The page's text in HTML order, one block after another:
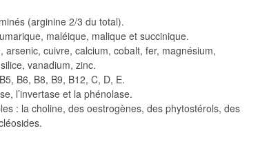
(arginine 2/3 du total).
maléique, malique et succinique.
arsenic, cuivre, calcium, cobalt, fer, magnésium,
vanadium, zinc.
B6, B8, B9, B12, C, D, E.
l’invertase et la phénolase.
: la choline, des oestrogènes, des phytostérols, des